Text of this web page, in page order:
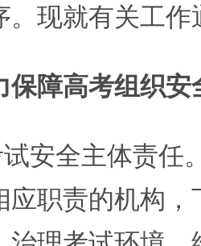
。现就有关工作
保障高考组织安
全主体责任
应职责的机构